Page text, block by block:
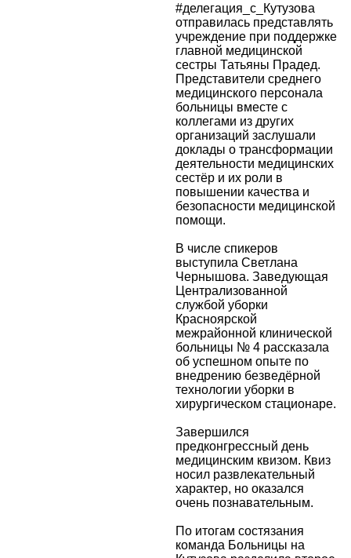
#делегация_с_Кутузова
отправилась представлять
учреждение при поддержке
главной медицинской
сестры Татьяны Прадед.
Представители среднего
медицинского персонала
больницы вместе с
коллегами из других
организаций заслушали
доклады о трансформации
деятельности медицинских
сестёр и их роли в
повышении качества и
безопасности медицинской
помощи.
В числе спикеров
выступила Светлана
Чернышова. Заведующая
Централизованной
службой уборки
Красноярской
межрайонной клинической
больницы № 4 рассказала
об успешном опыте по
внедрению безведёрной
технологии уборки в
хирургическом стационаре.
Завершился
предконгрессный день
медицинским квизом. Квиз
носил развлекательный
характер, но оказался
очень познавательным.
По итогам состязания
команда Больницы на